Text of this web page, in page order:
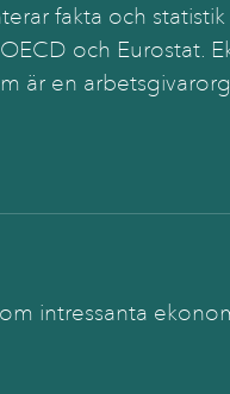
fakta och
och Eurostat.
är en
intressanta